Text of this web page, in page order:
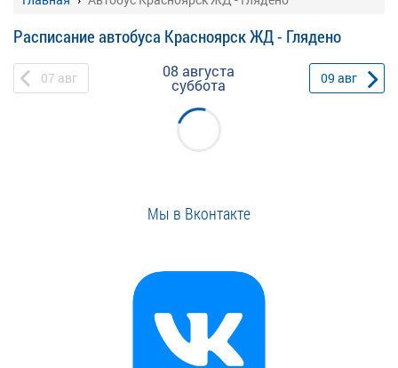
Расписание автобуса Красноярск ЖД - Глядено
07 авг 08 августа
суббота 09 авг
Мы в Вконтакте